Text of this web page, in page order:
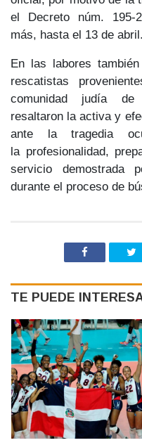
el
Decreto núm. 195-
más, hasta el 13 de abril.
En las labores
rescatistas
comunidad judía de
resaltaron la activa y
ante la tragedia
la profesionalidad,
servicio
demostrada
durante el proceso de
TE PUEDE